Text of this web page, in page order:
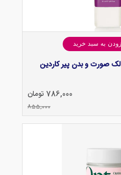
به سبد خرید
صورت و بدن پیر کاردین
786,000 تومان
855,000